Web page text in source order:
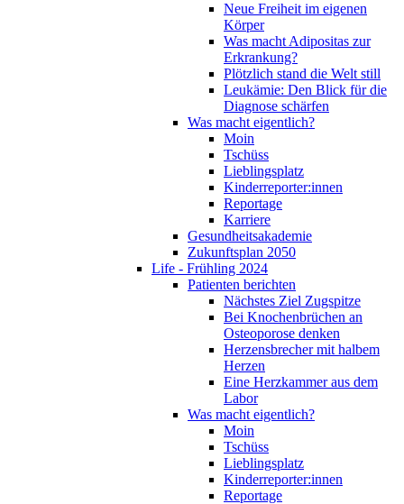
Neue Freiheit im eigenen
Körper
Was macht Adipositas zur
Erkrankung?
Plötzlich stand die Welt still
Leukämie: Den Blick für die
Diagnose schärfen
Was macht eigentlich?
Moin
Tschüss
Lieblingsplatz
Kinderreporter:innen
Reportage
Karriere
Gesundheitsakademie
Zukunftsplan 2050
Life - Frühling 2024
Patienten berichten
Nächstes Ziel Zugspitze
Bei Knochenbrüchen an
Osteoporose denken
Herzensbrecher mit halbem
Herzen
Eine Herzkammer aus dem
Labor
Was macht eigentlich?
Moin
Tschüss
Lieblingsplatz
Kinderreporter:innen
Reportage